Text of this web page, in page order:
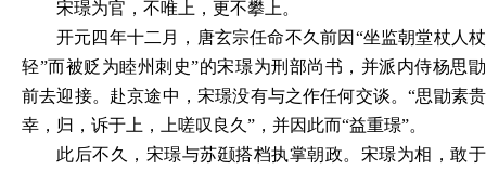
宋璟为官，不唯上，更不攀上。
开元四年十二月，唐玄宗任命不久前因“坐监朝堂杖人杖
轻”而被贬为睦州刺史”的宋璟为刑部尚书，并派内侍杨思勖
前去迎接。赴京途中，宋璟没有与之作任何交谈。“思勖素贵
幸，归，诉于上，上嗟叹良久”，并因此而“益重璟”。
此后不久，宋璟与苏颋搭档执掌朝政。宋璟为相，敢于